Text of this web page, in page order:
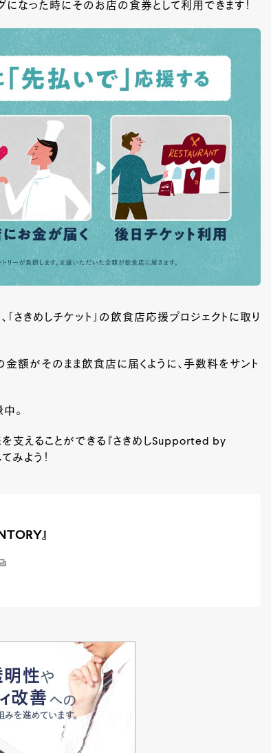
なった時にそのお店の食券として利用できます！
、「さきめしチケット」の飲食店応援プロジェクトに取り
金額がそのまま飲食店に届くように、手数料をサント
。
えることができる『さきめしSupported by
みよう！
』